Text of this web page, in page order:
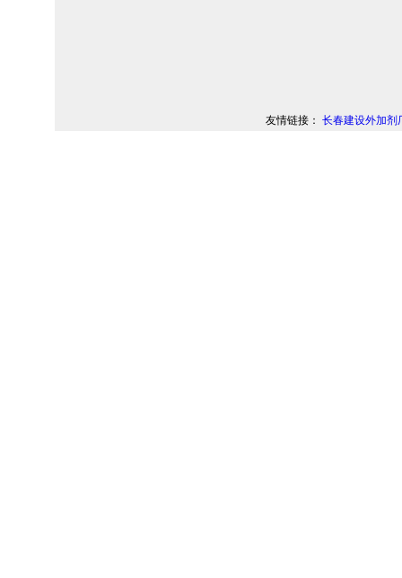
友情链接： 长春建设外加剂